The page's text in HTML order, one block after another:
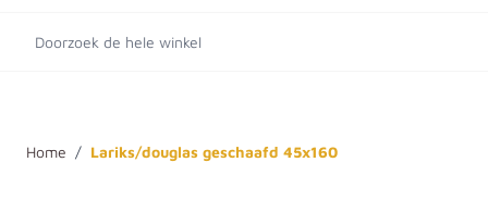
Doorzoek de hele winkel
Home / Lariks/douglas geschaafd 45x160